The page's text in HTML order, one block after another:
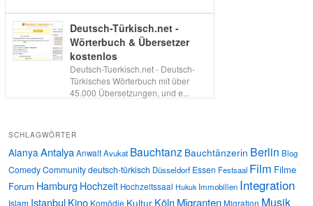
Deutsch-Türkisch.net -
Wörterbuch & Übersetzer
kostenlos
Deutsch-Tuerkisch.net - Deutsch-
Türkisches Wörterbuch mit über
45.000 Übersetzungen, und e...
SCHLAGWÖRTER
Alanya AntalyaAnwaltAvukat Bauchtanz Bauchtänzerin Berlin Blog
ComedyCommunitydeutsch-türkisch Düsseldorf Essen Festsaal Film Filme
Forum Hamburg Hochzeit Hochzeitssaal Hukuk Immobilien Integration
Islam IstanbulKino Komödie Kultur Köln MigrantenMigration Musik